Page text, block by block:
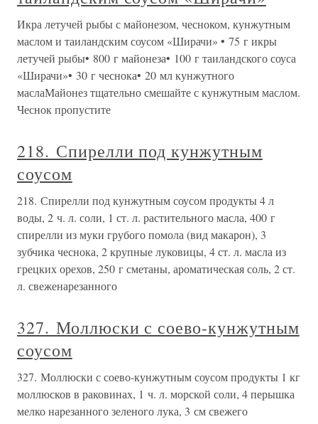
Икра летучей рыбы с майонезом, чесноком, кунжутным
маслом и таиландским соусом «Ширачи» • 75 г икры
летучей рыбы• 800 г майонеза• 100 г таиландского соуса
«Ширачи»• 30 г чеснока• 20 мл кунжутного
маслаМайонез тщательно смешайте с кунжутным маслом.
Чеснок пропустите
218. Спирелли под кунжутным
соусом
218. Спирелли под кунжутным соусом продукты 4 л
воды, 2 ч. л. соли, 1 ст. л. растительного масла, 400 г
спирелли из муки грубого помола (вид макарон), 3
зубчика чеснока, 2 крупные луковицы, 4 ст. л. масла из
грецких орехов, 250 г сметаны, ароматическая соль, 2 ст.
л. свеженарезанного
327. Моллюски с соево-кунжутным
соусом
327. Моллюски с соево-кунжутным соусом продукты 1 кг
моллюсков в раковинах, 1 ч. л. морской соли, 4 перышка
мелко нарезанного зеленого лука, 3 см свежего